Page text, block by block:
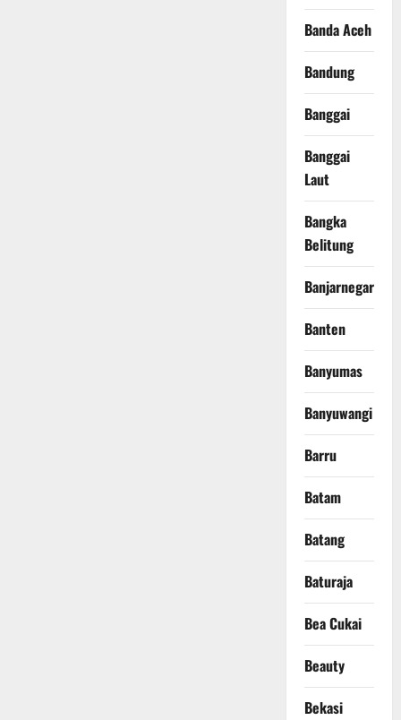
Banda Aceh
Bandung
Banggai
Banggai
Laut
Bangka
Belitung
Banjarnegara
Banten
Banyumas
Banyuwangi
Barru
Batam
Batang
Baturaja
Bea Cukai
Beauty
Bekasi